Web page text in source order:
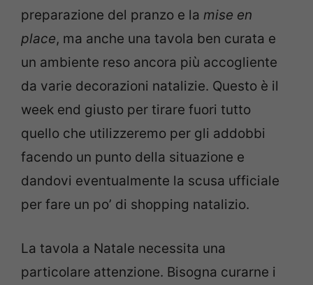
preparazione del pranzo e la mise en
place, ma anche una tavola ben curata e
un ambiente reso ancora più accogliente
da varie decorazioni natalizie. Questo è il
week end giusto per tirare fuori tutto
quello che utilizzeremo per gli addobbi
facendo un punto della situazione e
dandovi eventualmente la scusa ufficiale
per fare un po’ di shopping natalizio.
La tavola a Natale necessita una
particolare attenzione. Bisogna curarne i